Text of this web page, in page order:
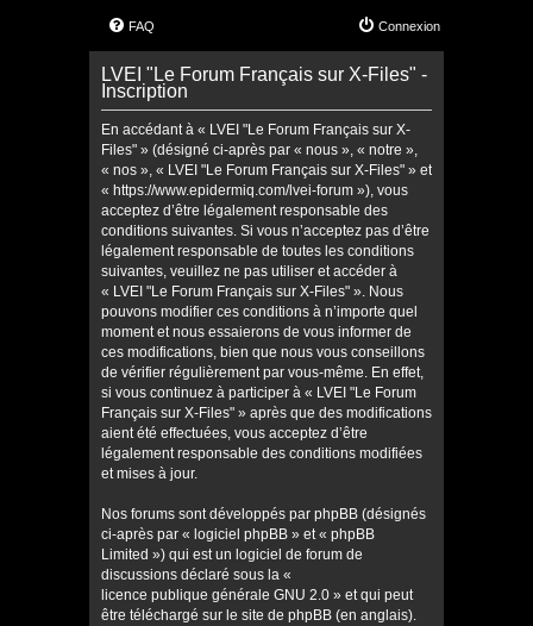
FAQ Connexion
LVEI "Le Forum Français sur X-Files" -
Inscription
En accédant à « LVEI "Le Forum Français sur X-
Files" » (désigné ci-après par « nous », « notre »,
« nos », « LVEI "Le Forum Français sur X-Files" » et
« https://www.epidermiq.com/lvei-forum »), vous
acceptez d’être légalement responsable des
conditions suivantes. Si vous n’acceptez pas d’être
légalement responsable de toutes les conditions
suivantes, veuillez ne pas utiliser et accéder à
« LVEI "Le Forum Français sur X-Files" ». Nous
pouvons modifier ces conditions à n’importe quel
moment et nous essaierons de vous informer de
ces modifications, bien que nous vous conseillons
de vérifier régulièrement par vous-même. En effet,
si vous continuez à participer à « LVEI "Le Forum
Français sur X-Files" » après que des modifications
aient été effectuées, vous acceptez d’être
légalement responsable des conditions modifiées
et mises à jour.
Nos forums sont développés par phpBB (désignés
ci-après par « logiciel phpBB » et « phpBB
Limited ») qui est un logiciel de forum de
discussions déclaré sous la «
licence publique générale GNU 2.0 » et qui peut
être téléchargé sur le site de phpBB (en anglais).